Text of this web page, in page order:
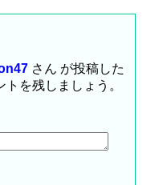
さん が投稿した
を残しましょう。